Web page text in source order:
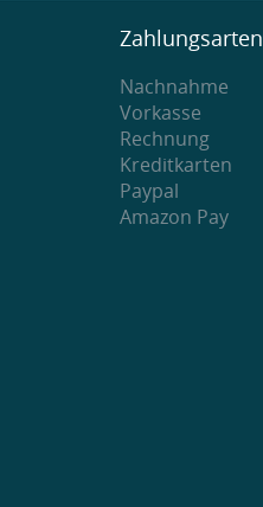
Zahlungsarten
Nachnahme
Vorkasse
Rechnung
Kreditkarten
Paypal
Amazon Pay